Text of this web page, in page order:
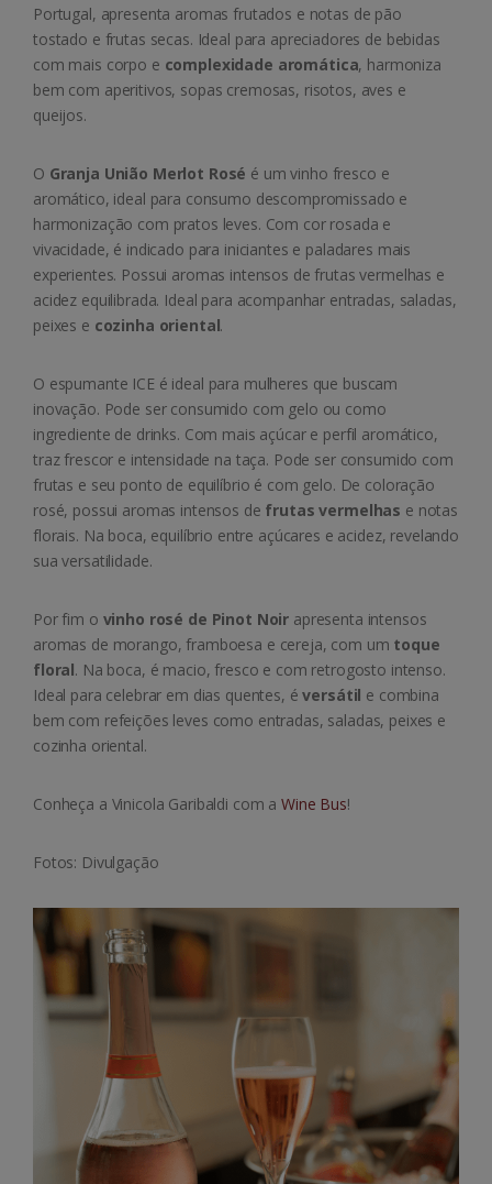
Portugal, apresenta aromas frutados e notas de pão
tostado e frutas secas. Ideal para apreciadores de bebidas
com mais corpo e complexidade aromática, harmoniza
bem com aperitivos, sopas cremosas, risotos, aves e
queijos.
O Granja União Merlot Rosé é um vinho fresco e
aromático, ideal para consumo descompromissado e
harmonização com pratos leves. Com cor rosada e
vivacidade, é indicado para iniciantes e paladares mais
experientes. Possui aromas intensos de frutas vermelhas e
acidez equilibrada. Ideal para acompanhar entradas, saladas,
peixes e cozinha oriental.
O espumante ICE é ideal para mulheres que buscam
inovação. Pode ser consumido com gelo ou como
ingrediente de drinks. Com mais açúcar e perfil aromático,
traz frescor e intensidade na taça. Pode ser consumido com
frutas e seu ponto de equilíbrio é com gelo. De coloração
rosé, possui aromas intensos de frutas vermelhas e notas
florais. Na boca, equilíbrio entre açúcares e acidez, revelando
sua versatilidade.
Por fim o vinho rosé de Pinot Noir apresenta intensos
aromas de morango, framboesa e cereja, com um toque
floral. Na boca, é macio, fresco e com retrogosto intenso.
Ideal para celebrar em dias quentes, éversátil e combina
bem com refeições leves como entradas, saladas, peixes e
cozinha oriental.
Conheça a Vinicola Garibaldi com a Wine Bus!
Fotos: Divulgação